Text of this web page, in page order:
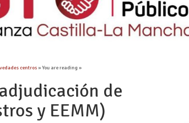
centros» You are reading »
de
y EEMM)